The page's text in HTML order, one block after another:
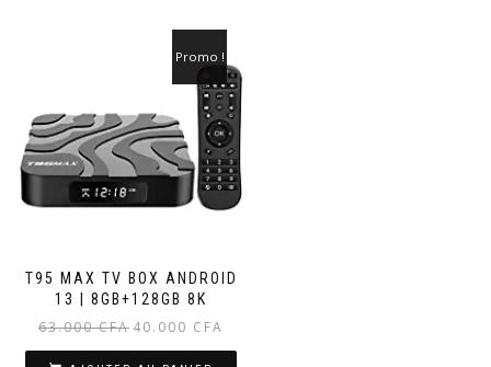
T95 MAX TV BOX ANDROID
13 | 8GB+128GB 8K
Promo !
63.000CFA Le
prix
40.000 CFA
prix